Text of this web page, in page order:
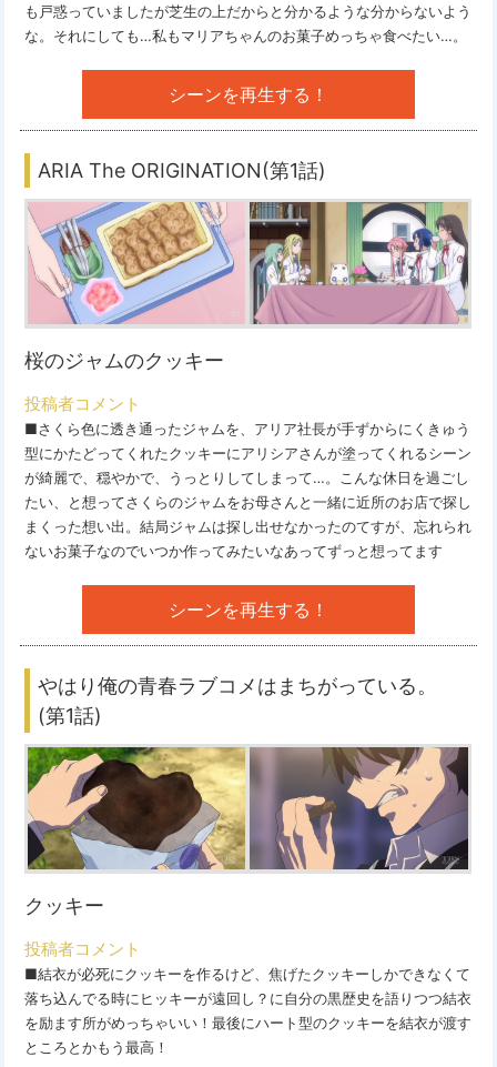
も戸惑っていましたが芝生の上だからと分かるような分からないよう
な。それにしても…私もマリアちゃんのお菓子めっちゃ食べたい…。
シーンを再生する！
ARIA The ORIGINATION(第1話)
桜のジャムのクッキー
投稿者コメント
■さくら色に透き通ったジャムを、アリア社長が手ずからにくきゅう
型にかたどってくれたクッキーにアリシアさんが塗ってくれるシーン
が綺麗で、穏やかで、うっとりしてしまって…。こんな休日を過ごし
たい、と想ってさくらのジャムをお母さんと一緒に近所のお店で探し
まくった想い出。結局ジャムは探し出せなかったのてすが、忘れられ
ないお菓子なのでいつか作ってみたいなあってずっと想ってます
シーンを再生する！
やはり俺の青春ラブコメはまちがっている。
(第1話)
クッキー
投稿者コメント
■結衣が必死にクッキーを作るけど、焦げたクッキーしかできなくて
落ち込んでる時にヒッキーが遠回し？に自分の黒歴史を語りつつ結衣
を励ます所がめっちゃいい！最後にハート型のクッキーを結衣が渡す
ところとかもう最高！